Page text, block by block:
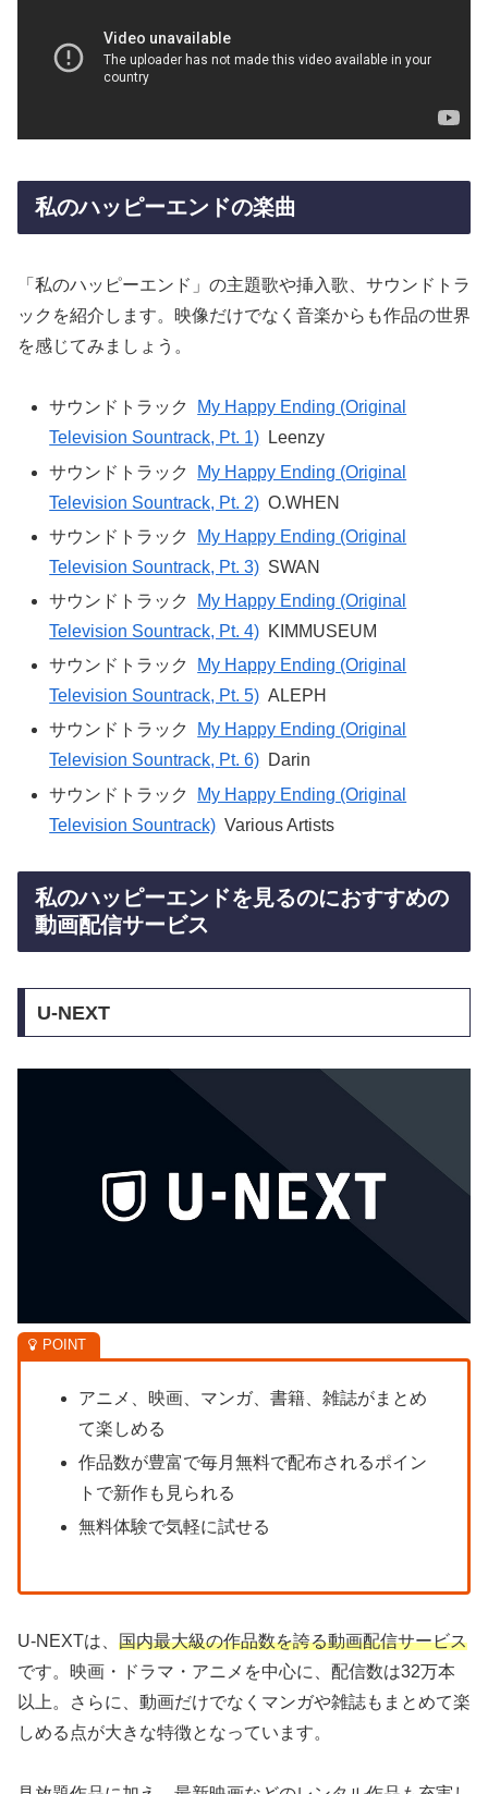
私のハッピーエンドの楽曲
「私のハッピーエンド」の主題歌や挿入歌、サウンドトラ
ックを紹介します。映像だけでなく音楽からも作品の世界
を感じてみましょう。
サウンドトラック
My Happy Ending (Original
Television Sountrack, Pt. 1)
Leenzy
サウンドトラック
My Happy Ending (Original
Television Sountrack, Pt. 2) O.WHEN
サウンドトラック
My Happy Ending (Original
Television Sountrack, Pt. 3) SWAN
サウンドトラック
My Happy Ending (Original
Television Sountrack, Pt. 4) KIMMUSEUM
サウンドトラック
My Happy Ending (Original
Television Sountrack, Pt. 5) ALEPH
サウンドトラック
My Happy Ending (Original
Television Sountrack, Pt. 6) Darin
サウンドトラック
My Happy Ending (Original
Television Sountrack) Various Artists
私のハッピーエンドを見るのにおすすめの
動画配信サービス
U-NEXT
アニメ、映画、マンガ、書籍、雑誌がまとめ
て楽しめる
作品数が豊富で毎月無料で配布されるポイン
トで新作も見られる
無料体験で気軽に試せる
U-NEXTは、 国内最大級の作品数を誇る動画配信サービス
です。映画・ドラマ・アニメを中心に、配信数は32万本
以上。さらに、動画だけでなくマンガや雑誌もまとめて楽
しめる点が大きな特徴となっています。